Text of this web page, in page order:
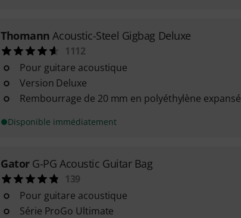
Thomann Acoustic-Steel Gigbag Deluxe
1112
Pour guitare acoustique
Version Deluxe
Rembourrage de 20 mm en polyéthylène expansé
Disponible immédiatement
Gator G-PG Acoustic Guitar Bag
139
Pour guitare acoustique
Série ProGo Ultimate